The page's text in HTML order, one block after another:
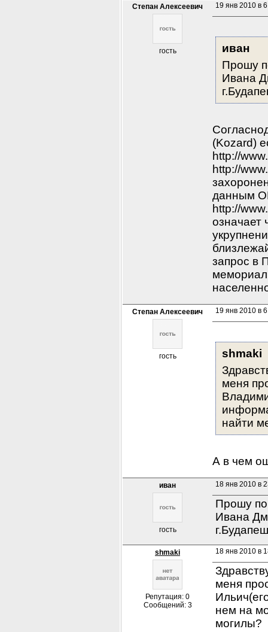
Степан Алексеевич
гость
19 янв 2010 в
иван
Прошу
Ивана
(Kozard)
http://
http://
данным
http://
означает
запрос в
Степан Алексеевич
гость
19 янв 2010 в
shmaki
меня
найти
А в чем
иван
гость
18 янв 2010 в
Прошу
Ивана
shmaki
Репутация: 0
Сообщений: 3
18 янв 2010 в
меня
нем на
могилы?